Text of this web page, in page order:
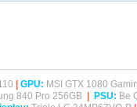
| GPU: MSI GTX 1080
840 Pro 256GB | PSU: Be